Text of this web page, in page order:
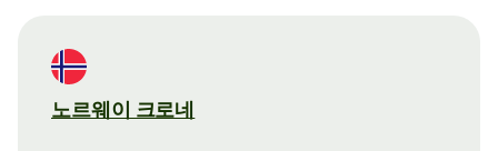
노르웨이 크로네